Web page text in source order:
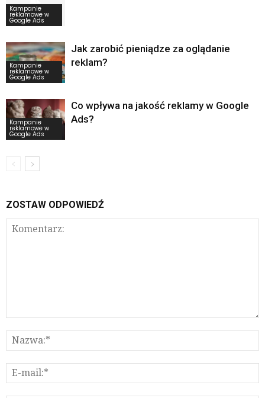
Kampanie
reklamowe w
Google Ads
Kampanie
reklamowe w
Google Ads
Jak zarobić pieniądze za oglądanie
reklam?
Kampanie
reklamowe w
Google Ads
Co wpływa na jakość reklamy w Google
Ads?
ZOSTAW ODPOWIEDŹ